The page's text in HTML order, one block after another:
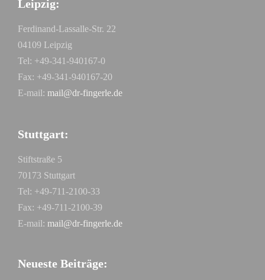
Leipzig:
Ferdinand-Lassalle-Str. 22
04109 Leipzig
Tel: +49-341-940167-0
Fax: +49-341-940167-20
E-mail: mail@dr-fingerle.de
Stuttgart:
Stiftstraße 5
70173 Stuttgart
Tel: +49-711-2100-33
Fax: +49-711-2100-39
E-mail: mail@dr-fingerle.de
Neueste Beiträge: